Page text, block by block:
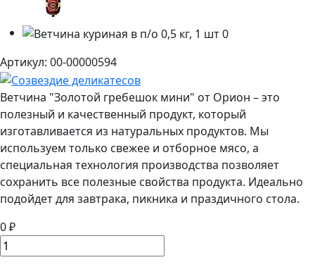
Артикул: 00-00000594
Ветчина "Золотой гребешок мини" от Орион – это
полезный и качественный продукт, который
изготавливается из натуральных продуктов. Мы
используем только свежее и отборное мясо, а
специальная технология производства позволяет
сохранить все полезные свойства продукта. Идеально
подойдет для завтрака, пикника и праздичного стола.
0 ₽